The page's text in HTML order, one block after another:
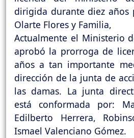
dirigida durante diez años
Olarte Flores y Familia,
Actualmente el Ministerio
aprobó la prorroga de
años a tan importante
dirección de la junta de
las damas. La junta
está conformada por:
Edilberto Herrera,
Ismael Valenciano Gómez.